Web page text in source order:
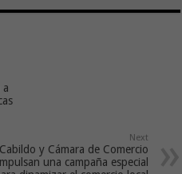
a
Next
Cabildo y Cámara de Comercio
una campaña especial